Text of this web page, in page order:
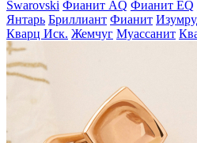
Swarovski Фианит AQ Фианит EQ
Янтарь Бриллиант Фианит
Кварц Иск. Жемчуг Муассанит